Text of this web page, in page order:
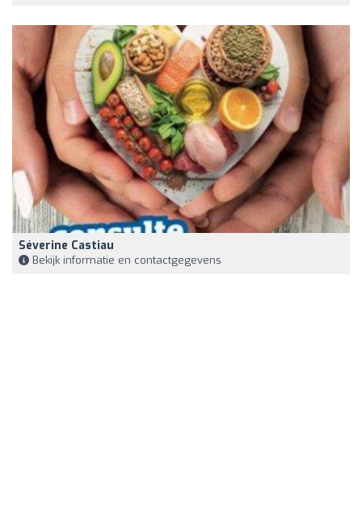
Séverine Castiau
Bekijk informatie en contactgegevens